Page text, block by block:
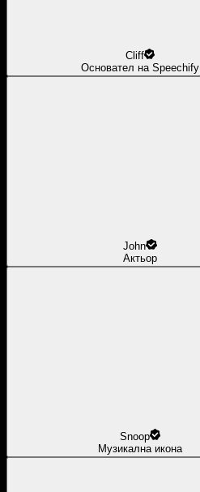
Cliff
Основател на Speechify
John
Актьор
Snoop
Музикална икона